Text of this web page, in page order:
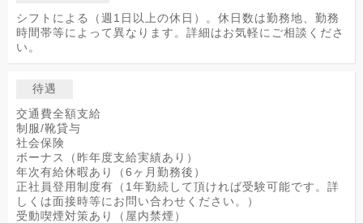
シフトによる（週1日以上の休日）。休日数は勤務地、勤務
時間帯等によって異なります。詳細はお気軽にご相談くださ
い。
待遇
交通費全額支給
制服/靴貸与
社会保険
ボーナス（昨年度支給実績あり）
年次有給休暇あり（6ヶ月勤務後）
正社員登用制度有（1年勤続して頂ければ受験可能です。詳
しくは面接時等にお問い合わせください。）
受動喫煙対策あり（屋内禁煙）